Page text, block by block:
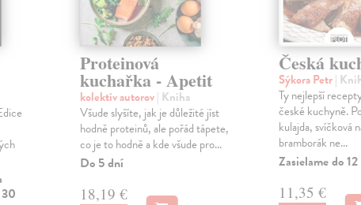
Proteinová
kuchařka - Apetit
kolektív autorov| Kniha
Všude slyšíte, jak je důležité jíst
hodně proteinů, ale pořád tápete,
co je to hodně a kde všude pro...
Do 5 dní
18,19 €
Česká
Sýkora Petr|
Ty nejlepší
české kuchyně.
kulajda, svíčková
bramborák ne...
Zasielame do
11,35 €